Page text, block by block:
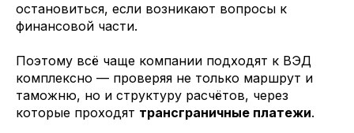
остановиться, если возникают вопросы к
финансовой части.
Поэтому всё чаще компании подходят к ВЭД
комплексно — проверяя не только маршрут и
таможню, но и структуру расчётов, через
которые проходят трансграничные платежи.